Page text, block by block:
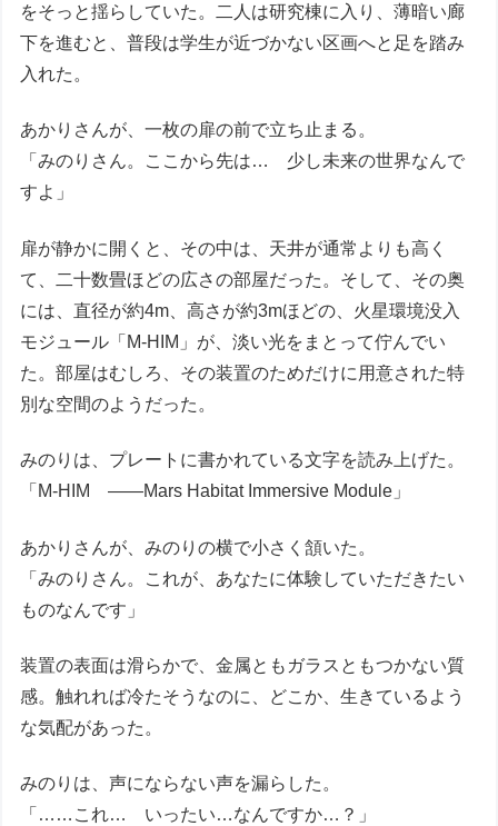
をそっと揺らしていた。二人は研究棟に入り、薄暗い廊
下を進むと、普段は学生が近づかない区画へと足を踏み
入れた。
あかりさんが、一枚の扉の前で立ち止まる。
「みのりさん。ここから先は… 少し未来の世界なんで
すよ」
扉が静かに開くと、その中は、天井が通常よりも高く
て、二十数畳ほどの広さの部屋だった。そして、その奥
には、直径が約4m、高さが約3mほどの、火星環境没入
モジュール「M-HIM」が、淡い光をまとって佇んでい
た。部屋はむしろ、その装置のためだけに用意された特
別な空間のようだった。
みのりは、プレートに書かれている文字を読み上げた。
「M-HIM ――Mars Habitat Immersive Module」
あかりさんが、みのりの横で小さく頷いた。
「みのりさん。これが、あなたに体験していただきたい
ものなんです」
装置の表面は滑らかで、金属ともガラスともつかない質
感。触れれば冷たそうなのに、どこか、生きているよう
な気配があった。
みのりは、声にならない声を漏らした。
「……これ… いったい…なんですか…？」